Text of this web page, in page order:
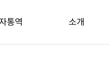
통역 소개